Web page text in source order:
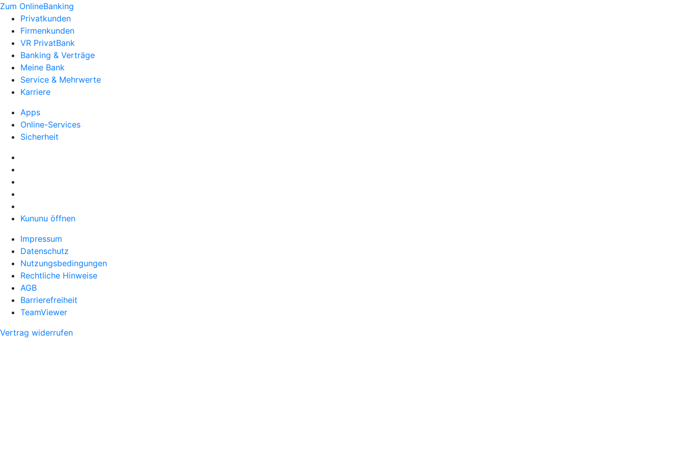
Zum OnlineBanking
Privatkunden
Firmenkunden
VR PrivatBank
Banking & Verträge
Meine Bank
Service & Mehrwerte
Karriere
Apps
Online-Services
Sicherheit
Kununu öffnen
Impressum
Datenschutz
Nutzungsbedingungen
Rechtliche Hinweise
AGB
Barrierefreiheit
TeamViewer
Vertrag widerrufen